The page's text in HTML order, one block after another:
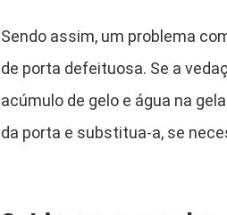
Sendo assim, um problema
de porta defeituosa. Se a
acúmulo de gelo e água na
da porta e substitua-a, se